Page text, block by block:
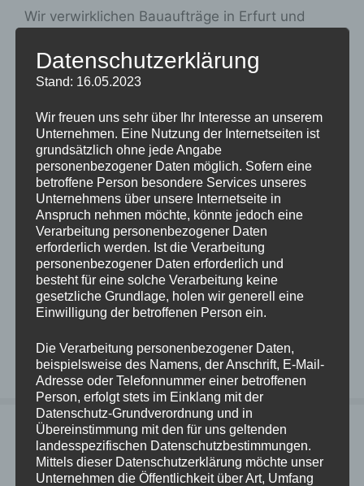
Wir verwirklichen Bauaufträge in Erfurt und
überwiegend Privatpersonen, aber auch
Hausverwaltungen, Architekten sowie
Bauen ist für uns Vertrauenssache – der
Wunsch unserer Kunden steht dabei an erster
Stelle.
Die Aufträge zu Ihrer Zufriedenheit
auszuführen, ist stets unser Ziel.
Wir beraten Sie gern in allen Fragen um Ihr
Bauvorhaben.
Rufen Sie einfach an.
Ihr Thomas Heinz
TH-BAU Molsdorf
Baugeschäft Thomas Heinz e.K.
Datenschutzerklärung
Stand: 16.05.2023
Wir freuen uns sehr über Ihr Interesse an unserem
Unternehmen. Eine Nutzung der Internetseiten ist
grundsätzlich ohne jede Angabe
personenbezogener Daten möglich. Sofern eine
betroffene Person besondere Services unseres
Unternehmens über unsere Internetseite in
Anspruch nehmen möchte, könnte jedoch eine
Verarbeitung personenbezogener Daten
erforderlich werden. Ist die Verarbeitung
personenbezogener Daten erforderlich und
besteht für eine solche Verarbeitung keine
gesetzliche Grundlage, holen wir generell eine
Einwilligung der betroffenen Person ein.
Die Verarbeitung personenbezogener Daten,
beispielsweise des Namens, der Anschrift, E-Mail-
Adresse oder Telefonnummer einer betroffenen
Person, erfolgt stets im Einklang mit der
Datenschutz-Grundverordnung und in
Übereinstimmung mit den für uns geltenden
landesspezifischen Datenschutzbestimmungen.
Mittels dieser Datenschutzerklärung möchte unser
Unternehmen die Öffentlichkeit über Art, Umfang